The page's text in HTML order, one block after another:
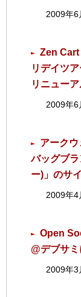
2009年6
Zen Cart
リデイツ
リニュー
2009年6
アーク
バッグブ
ー)」のサ
2009年4
Open
@デブサ
2009年3